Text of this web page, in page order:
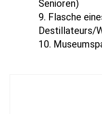
Senioren)
9. Flasche
Destillateurs/
10.